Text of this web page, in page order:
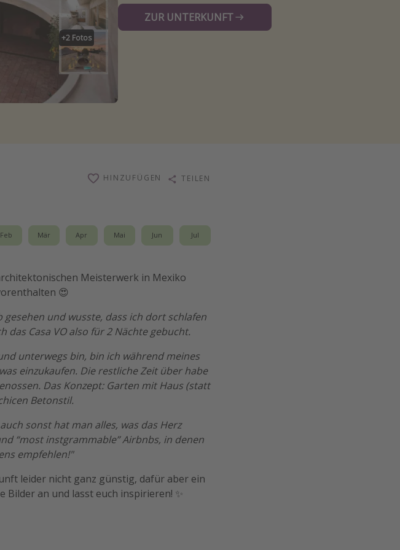
+2 Fotos
ZUR UNTERKUNFT
HINZUFÜGEN TEILEN
Feb Mär Apr Mai Jun Jul
Meisterwerk in Mexiko
😍
und wusste, dass ich dort schlafen
das Casa VO also für 2 Nächte gebucht.
unterwegs bin, bin ich während meines
einzukaufen. Die restliche Zeit über habe
Das Konzept: Garten mit Haus (statt
Betonstil.
sonst hat man alles, was das Herz
“most instgrammable” Airbnbs, in denen
empfehlen!"
leider nicht ganz günstig, dafür aber ein
Bilder an und lasst euch inspirieren! ✨